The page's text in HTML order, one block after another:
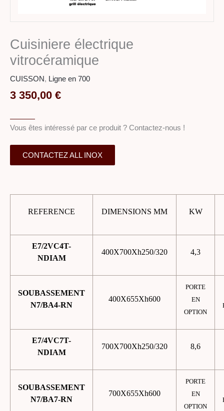
Cuisiniere électrique
vitrocéramique
CUISSON, Ligne en 700
3 350,00 €
Vous êtes intéressé par ce produit ? Contactez-nous !
CONTACTEZ ALL INOX
REFERENCE DIMENSIONS MM KW
E7/2VC4T-
NDIAM
400X700Xh250/320 4,3
SOUBASSEMENT
N7/BA4-RN
400X655Xh600
PORTE
EN
OPTION
E7/4VC7T-
NDIAM
700X700Xh250/320 8,6
SOUBASSEMENT
N7/BA7-RN
700X655Xh600
PORTE
EN
OPTION